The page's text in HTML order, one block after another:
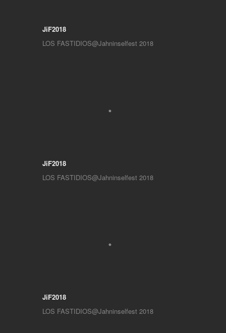
JiF2018
LOS FASTIDIOS@Jahninselfest 2018
JiF2018
LOS FASTIDIOS@Jahninselfest 2018
JiF2018
LOS FASTIDIOS@Jahninselfest 2018